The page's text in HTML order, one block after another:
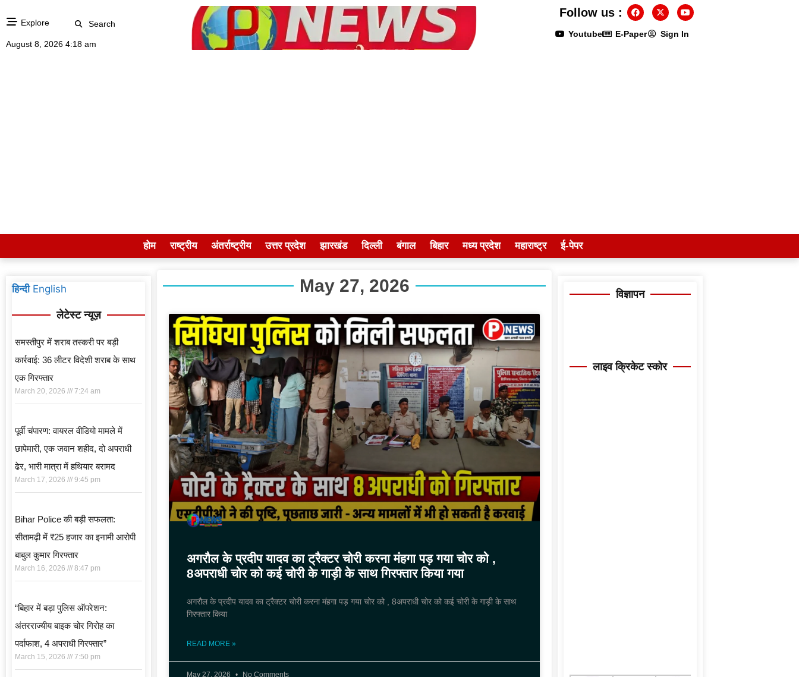
Explore Search
August 8, 2026 4:18 am
Youtube E-Paper Sign In
Follow us :
होम राष्ट्रीय अंतर्राष्ट्रीय उत्तर प्रदेश झारखंड दिल्ली बंगाल बिहार मध्य प्रदेश महाराष्ट्र ई-पेपर
हिन्दी English
लेटेस्ट न्यूज़
समस्तीपुर में शराब तस्करी पर बड़ी
कार्रवाई: 36 लीटर विदेशी शराब के साथ
एक गिरफ्तार
March 20, 2026 7:24 am
पूर्वी चंपारण: वायरल वीडियो मामले में
छापेमारी, एक जवान शहीद, दो अपराधी
ढेर, भारी मात्रा में हथियार बरामद
March 17, 2026 9:45 pm
Bihar Police की बड़ी सफलता:
सीतामढ़ी में ₹25 हजार का इनामी आरोपी
बाबुल कुमार गिरफ्तार
March 16, 2026 8:47 pm
“बिहार में बड़ा पुलिस ऑपरेशन:
अंतरराज्यीय बाइक चोर गिरोह का
पर्दाफाश, 4 अपराधी गिरफ्तार”
March 15, 2026 7:50 pm
May 27, 2026
अगरौल के प्रदीप यादव का ट्रैक्टर चोरी करना मंहगा पड़ गया चोर को ,
8अपराधी चोर को कई चोरी के गाड़ी के साथ गिरफ्तार किया गया
अगरौल के प्रदीप यादव का ट्रैक्टर चोरी करना मंहगा पड़ गया चोर को , 8अपराधी चोर को कई चोरी के गाड़ी के साथ
गिरफ्तार किया
READ MORE »
May 27, 2026 No Comments
विज्ञापन
लाइव क्रिकेट स्कोर